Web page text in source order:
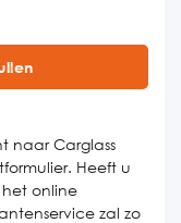
naar Carglass
Heeft u
online
zal zo